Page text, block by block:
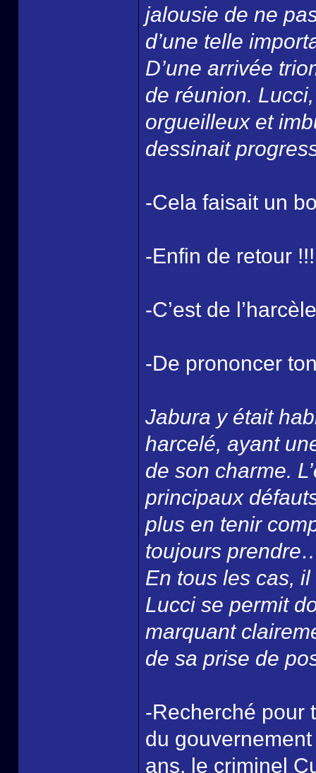
jalousie de ne
d’une telle
D’une arrivée
de réunion.
orgueilleux et
dessinait
-Cela faisait un
-Enfin de retour
-C’est de
-De prononcer
Jabura y était
harcelé, ayant
de son charme.
principaux
plus en tenir
toujours
En tous les cas,
Lucci se permit
marquant
de sa prise de
-Recherché pour
du
ans, le criminel